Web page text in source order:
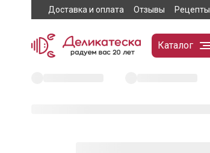
Доставка и оплата Отзывы Рецепты
Каталог